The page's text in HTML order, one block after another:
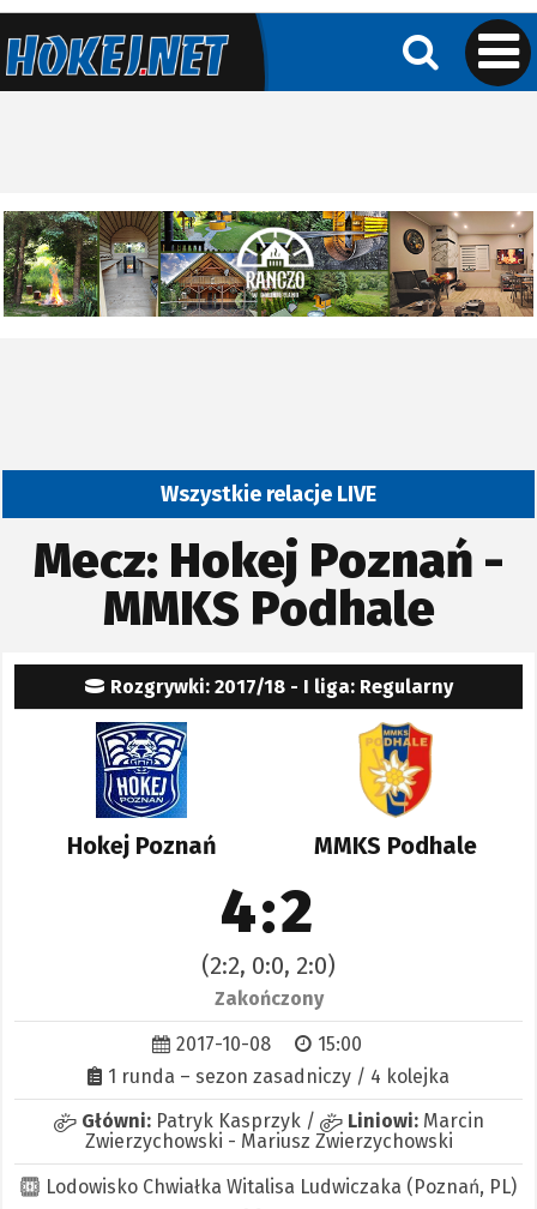
Wszystkie relacje LIVE
Mecz: Hokej Poznań -
MMKS Podhale
Rozgrywki: 2017/18 - I liga: Regularny
Hokej Poznań
4:2
(2:2, 0:0, 2:0)
Zakończony
MMKS Podhale
2017-10-08
15:00
1 runda – sezon zasadniczy / 4 kolejka
Główni: Patryk Kasprzyk / Liniowi: Marcin
Zwierzychowski - Mariusz Zwierzychowski
Lodowisko Chwiałka Witalisa Ludwiczaka (Poznań, PL)